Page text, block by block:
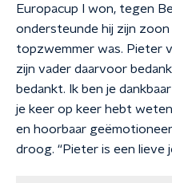
Europacup I won, tegen
ondersteunde hij zijn
topzwemmer was. Pieter
zijn vader daarvoor
bedankt. Ik ben je
je keer op keer hebt
en hoorbaar
droog. “Pieter is een lieve